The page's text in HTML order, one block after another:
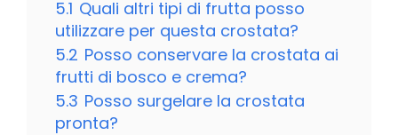
5.1 Quali altri tipi di frutta posso
utilizzare per questa crostata?
5.2 Posso conservare la crostata ai
frutti di bosco e crema?
5.3 Posso surgelare la crostata
pronta?